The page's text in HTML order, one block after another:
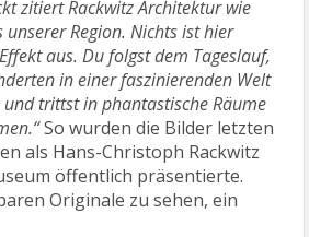
zitiert Rackwitz Architektur wie
Region. Nichts ist hier
aus. Du folgst dem Tageslauf,
in einer faszinierenden Welt
trittst in phantastische Räume
So wurden die Bilder letzten
als Hans-Christoph Rackwitz
öffentlich präsentierte.
Originale zu sehen, ein